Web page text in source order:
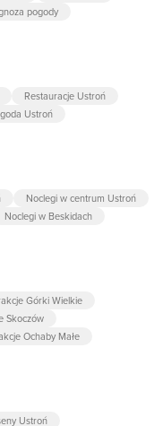
pogody
Restauracje Ustroń
Ustroń
Noclegi w centrum Ustroń
Noclegi w Beskidach
Górki Wielkie
Skoczów
Ochaby Małe
Ustroń